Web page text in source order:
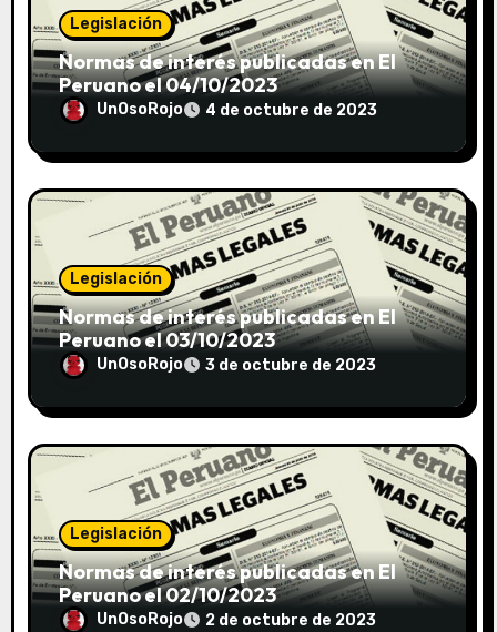
Legislación
Normas de interés publicadas en El
Peruano el 04/10/2023
UnOsoRojo 4 de octubre de 2023
Legislación
Normas de interés publicadas en El
Peruano el 03/10/2023
UnOsoRojo 3 de octubre de 2023
Legislación
Normas de interés publicadas en El
Peruano el 02/10/2023
UnOsoRojo 2 de octubre de 2023